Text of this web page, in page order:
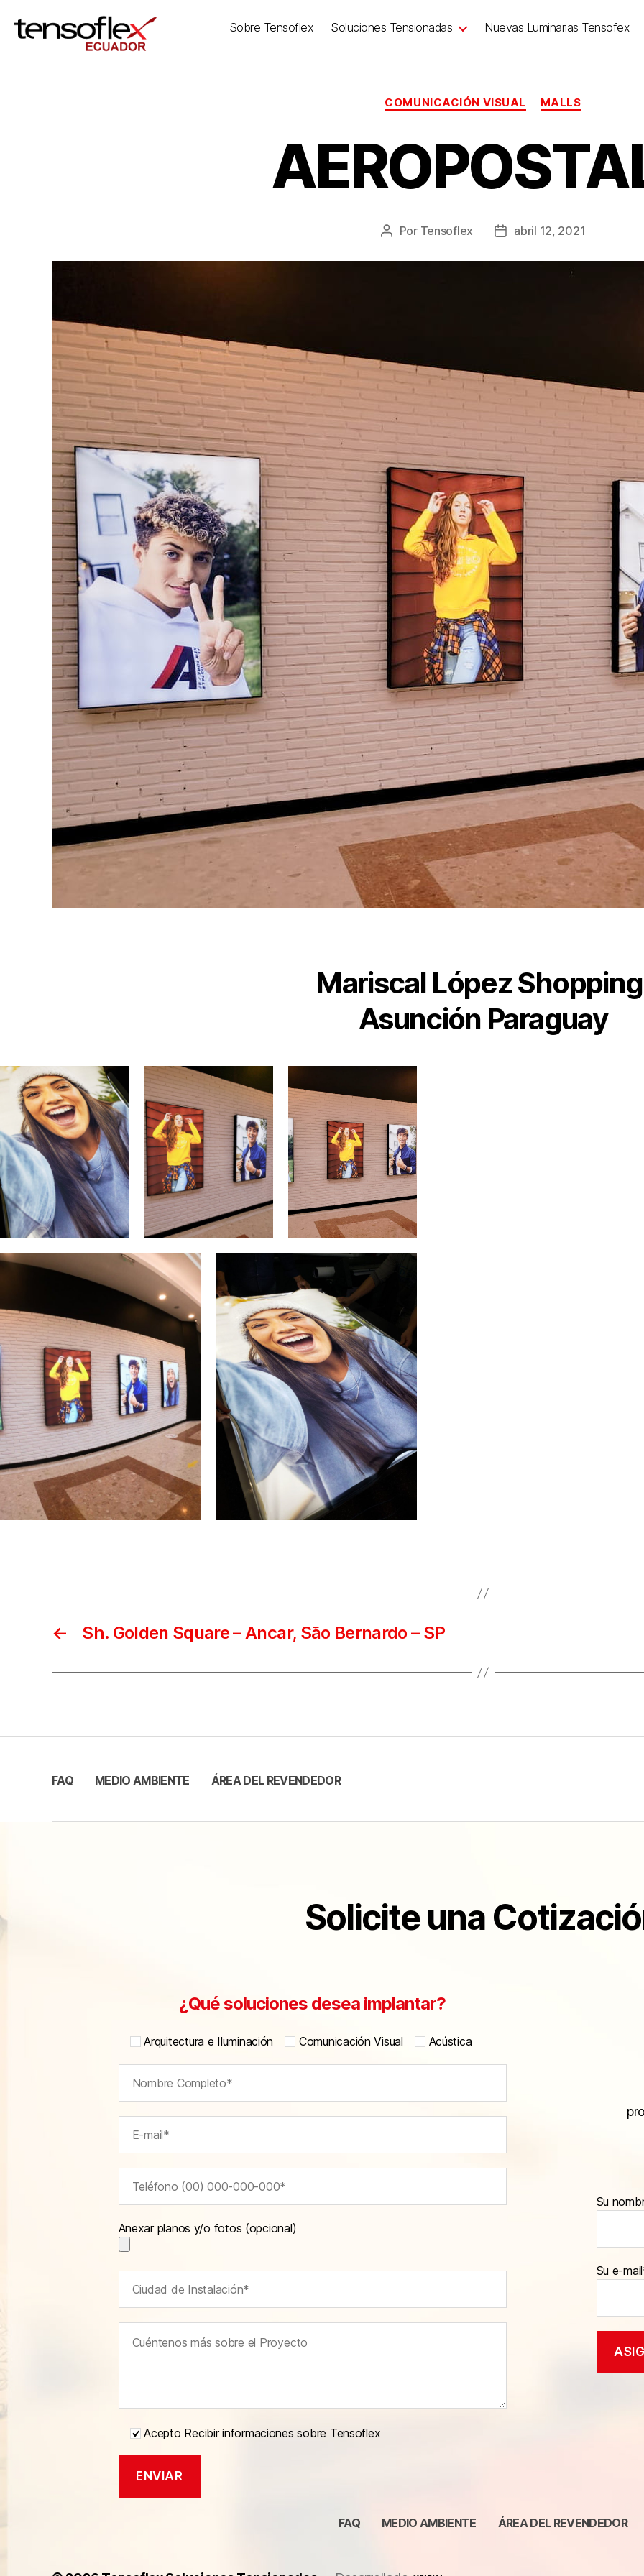
Sobre Tensoflex Soluciones Tensionadas Nuevas Luminarias Tensofex
COMUNICACIÓN VISUAL MALLS
Por Tensoflex abril 12, 2021
Mariscal López
Asunción Paraguay
← Sh. Golden Square – Ancar, São Bernardo – SP
FAQ MEDIO AMBIENTE ÁREA DEL REVENDEDOR
Solicite una
¿Qué soluciones desea implantar?
Arquitectura e Iluminación Comunicación Visual Acústica
Anexar planos y/o fotos (opcional)
Acepto Recibir informaciones sobre Tensoflex
Su
Su e-
FAQ MEDIO AMBIENTE ÁREA DEL REVENDEDOR